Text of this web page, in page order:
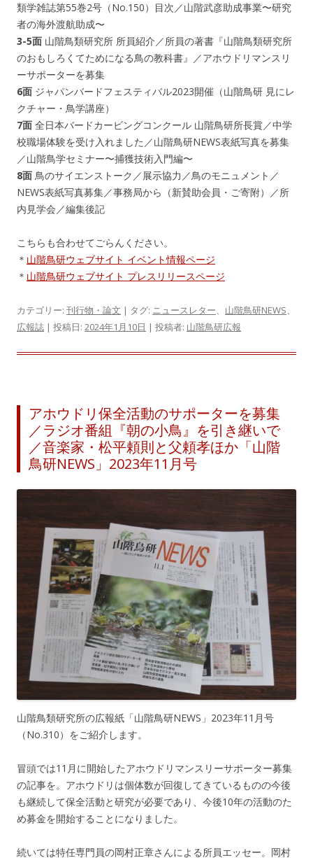
類学雑誌第55巻2号（No.150）目次／山階武彦助成事業〜研究
者の海外渡航助成〜
3-5面 山階鳥類研究所 所員紹介／所員の著書『山階鳥類研究所
のおもしろくてためになる鳥の教科書』／アホウドリマンスリ
ーサポーターを募集
6面 ジャパンバードフェスティバル2023開催（山階鳥研 見にレ
クチャー・鳥学講座）
7面 全日本バードカービングコンクール 山階鳥研所長賞／中学
校職場体験を受け入れました／山階鳥研NEWS表紙写真を募集
／山階鳥学セミナー〜捕獲技術入門編〜
8面 鳥のサイエンストーク／展示協力／鳥のモニュメント／
NEWS表紙写真募集／事務局から（新賛助会員・ご寄附）／所
内見学会／編集後記
こちらも合わせてごらんください。
＊ 山階鳥研ウェブサイト イベント情報ページ
＊ 山階鳥研ウェブサイト プレスリリースページ
カテゴリー: 刊行物・論文 | タグ: ニュースレター、 山階鳥研NEWS、
広報誌 | 投稿日: 2024年1月10日 | 投稿者: 山階鳥研広報
アホウドリ保全活動のサポーターを募集
／ラジオ番組『朝の小鳥』を引き継いで
／音楽家・松平頼則と父頼孝ほか「山階
鳥研NEWS」2023年11月号
山階鳥類研究所の広報紙「山階鳥研NEWS」2023年11月号
（No.310）をご紹介します。
冒頭では11月に開始したアホウドリマンスリーサポーター募集
の記事を。アホウドリは個体数が回復してきているものの今後
も継続して保全活動と研究が必要であり、今後10年の活動のた
め募金を開始することになりました。
続いては特任専門員の岡村正章さんによる所員エッセー。岡村